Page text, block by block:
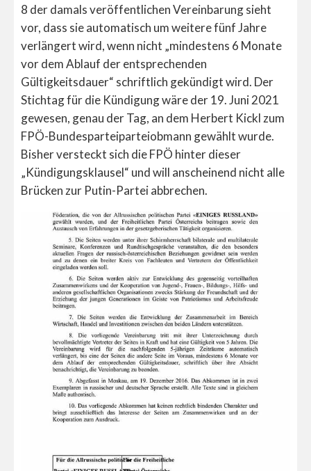
8 der damals veröffentlichen Vereinbarung sieht
vor, dass sie automatisch um weitere fünf Jahre
verlängert wird, wenn nicht „mindestens 6 Monate
vor dem Ablauf der entsprechenden
Gültigkeitsdauer“ schriftlich gekündigt wird. Der
Stichtag für die Kündigung wäre der 19. Juni 2021
gewesen, genau der Tag, an dem Herbert Kickl zum
FPÖ-Bundesparteiparteiobmann gewählt wurde.
Bisher versteckt sich die FPÖ hinter dieser
„Kündigungsklausel“ und will anscheinend nicht alle
Brücken zur Putin-Partei abbrechen.